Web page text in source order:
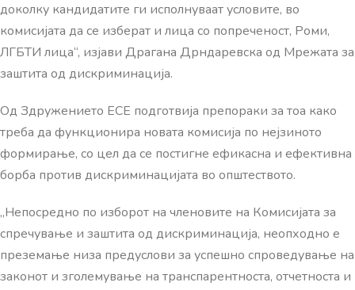
доколку кандидатите ги исполнуваат условите, во
комисијата да се изберат и лица со попреченост, Роми,
ЛГБТИ лица“, изјави Драгана Дрндаревска од Мрежата за
заштита од дискриминација.
Од Здружението ЕСЕ подготвија препораки за тоа како
треба да функционира новата комисија по нејзиното
формирање, со цел да се постигне ефикасна и ефективна
борба против дискриминацијата во општеството.
„Непосредно по изборот на членовите на Комисијата за
спречување и заштита од дискриминација, неопходно е
преземање низа предуслови за успешно спроведување на
законот и зголемување на транспарентноста, отчетноста и